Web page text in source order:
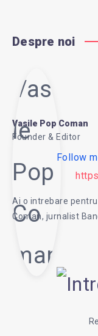
Despre noi
Vasi
le
Pop
Co
man
Vasile Pop Coman
Founder & Editor
Follow
Ai o intrebare
Coman, jurnalist